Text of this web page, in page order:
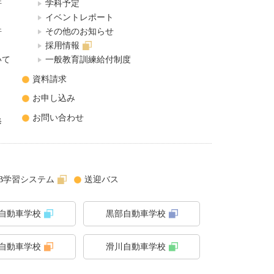
学科予定
イベントレポート
その他のお知らせ
採用情報
一般教育訓練給付制度
資料請求
お申し込み
お問い合わせ
学習システム 送迎バス
動車学校 黒部自動車学校
動車学校 滑川自動車学校